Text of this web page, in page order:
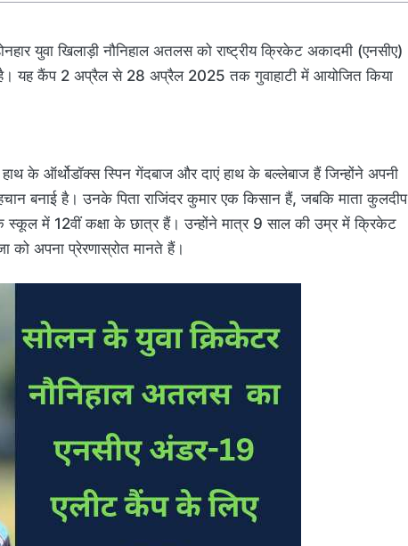
युवा खिलाड़ी नौनिहाल अतलस को राष्ट्रीय क्रिकेट अकादमी (एनसीए)
यह कैंप 2 अप्रैल से 28 अप्रैल 2025 तक गुवाहाटी में आयोजित किया
हाथ के ऑर्थोडॉक्स स्पिन गेंदबाज और दाएं हाथ के बल्लेबाज हैं जिन्होंने अपनी
बनाई है। उनके पिता राजिंदर कुमार एक किसान हैं, जबकि माता कुलदीप
स्कूल में 12वीं कक्षा के छात्र हैं। उन्होंने मात्र 9 साल की उम्र में क्रिकेट
को अपना प्रेरणास्रोत मानते हैं।